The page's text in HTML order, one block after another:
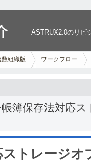
ASTRUX2.0のリビ
数組織版 ワークフロー
簿保存法対応
ストレージ